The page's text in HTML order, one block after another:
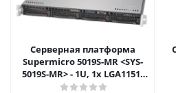
Серверная платформа
Supermicro 5019S-MR <SYS-
5019S-MR> - 1U, 1x LGA1151,
4x 3.5", 2xGbE, IPMI